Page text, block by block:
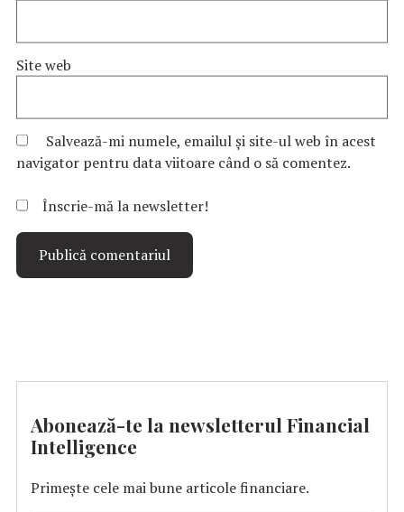
Site web
Salvează-mi numele, emailul și site-ul web în acest
navigator pentru data viitoare când o să comentez.
Înscrie-mă la newsletter!
Abonează-te la newsletterul Financial
Intelligence
Primește cele mai bune articole financiare.